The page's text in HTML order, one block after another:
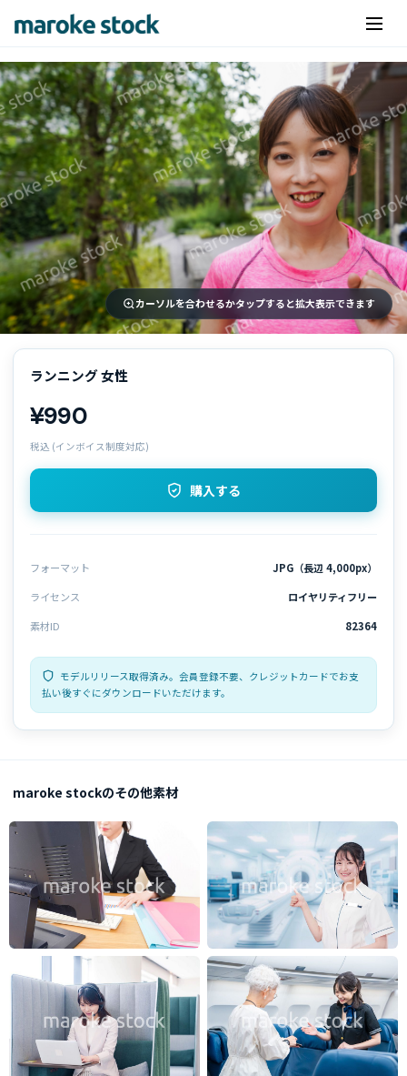
カーソルを合わせるかタップすると拡大表示できます
ランニング 女性
¥990
税込 (インボイス制度対応)
購入する
フォーマット
JPG（長辺 4,000px）
ライセンス
ロイヤリティフリー
素材ID
82364
モデルリリース取得済み。会員登録不要、クレジットカードでお支
払い後すぐにダウンロードいただけます。
maroke stockのその他素材